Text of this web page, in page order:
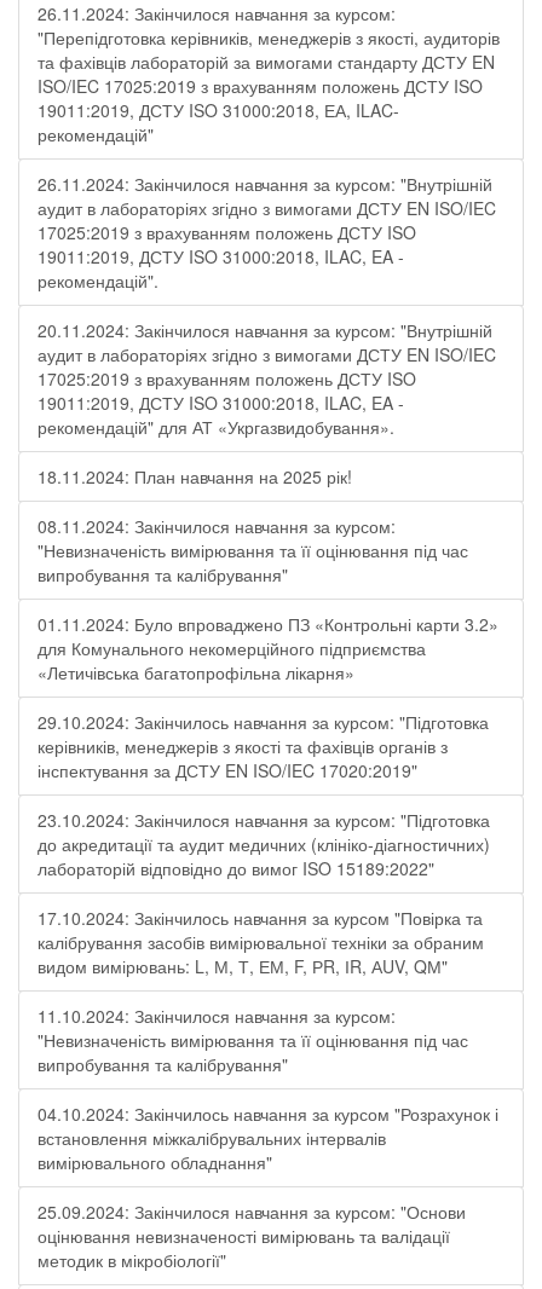
26.11.2024: Закінчилося навчання за курсом:
"Перепідготовка керівників, менеджерів з якості, аудиторів
та фахівців лабораторій за вимогами стандарту ДСТУ EN
ISO/IEC 17025:2019 з врахуванням положень ДСТУ ISO
19011:2019, ДСТУ ISO 31000:2018, ЕА, ILAC-
рекомендацій"
26.11.2024: Закінчилося навчання за курсом: "Внутрішній
аудит в лабораторіях згідно з вимогами ДСТУ EN ISO/IEC
17025:2019 з врахуванням положень ДСТУ ISO
19011:2019, ДСТУ ISO 31000:2018, ILAC, EA -
рекомендацій".
20.11.2024: Закінчилося навчання за курсом: "Внутрішній
аудит в лабораторіях згідно з вимогами ДСТУ EN ISO/IEC
17025:2019 з врахуванням положень ДСТУ ISO
19011:2019, ДСТУ ISO 31000:2018, ILAC, EA -
рекомендацій" для АТ «Укргазвидобування».
18.11.2024: План навчання на 2025 рік!
08.11.2024: Закінчилося навчання за курсом:
"Невизначеність вимірювання та її оцінювання під час
випробування та калібрування"
01.11.2024: Було впроваджено ПЗ «Контрольні карти 3.2»
для Комунального некомерційного підприємства
«Летичівська багатопрофільна лікарня»
29.10.2024: Закінчилось навчання за курсом: "Підготовка
керівників, менеджерів з якості та фахівців органів з
інспектування за ДСТУ EN ISO/IEC 17020:2019"
23.10.2024: Закінчилося навчання за курсом: "Підготовка
до акредитації та аудит медичних (клініко-діагностичних)
лабораторій відповідно до вимог ISO 15189:2022"
17.10.2024: Закінчилось навчання за курсом "Повірка та
калібрування засобів вимірювальної техніки за обраним
видом вимірювань: L, М, Т, ЕМ, F, РR, ІR, АUV, QМ"
11.10.2024: Закінчилося навчання за курсом:
"Невизначеність вимірювання та її оцінювання під час
випробування та калібрування"
04.10.2024: Закінчилось навчання за курсом "Розрахунок і
встановлення міжкалібрувальних інтервалів
вимірювального обладнання"
25.09.2024: Закінчилося навчання за курсом: "Основи
оцінювання невизначеності вимірювань та валідації
методик в мікробіології"